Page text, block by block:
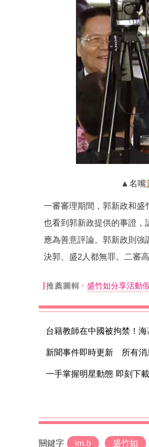
▲名嘴
一審審理期間，郭新政和盛
也看到郭新政提供的事證，
應為善意評論。郭新政則
決郭、盛2人都無罪。二審
推薦圖輯 盛竹如分享活動
台籍教師在中國被拘禁！
新聞事件即時更新 所有消
一手掌握明星動態 即刻下
關鍵字 im.b 盛竹如